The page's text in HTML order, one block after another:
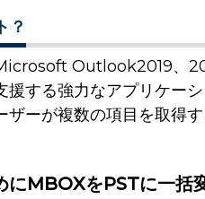
？
Outlook2019、
援する強力なアプリケ
ーが複数の項目を取得
MBOXをPSTに一括